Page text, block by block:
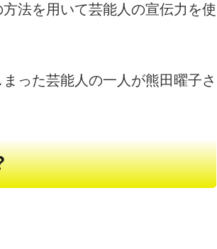
法を用いて芸能人の宣伝力を使
った芸能人の一人が熊田曜子さ